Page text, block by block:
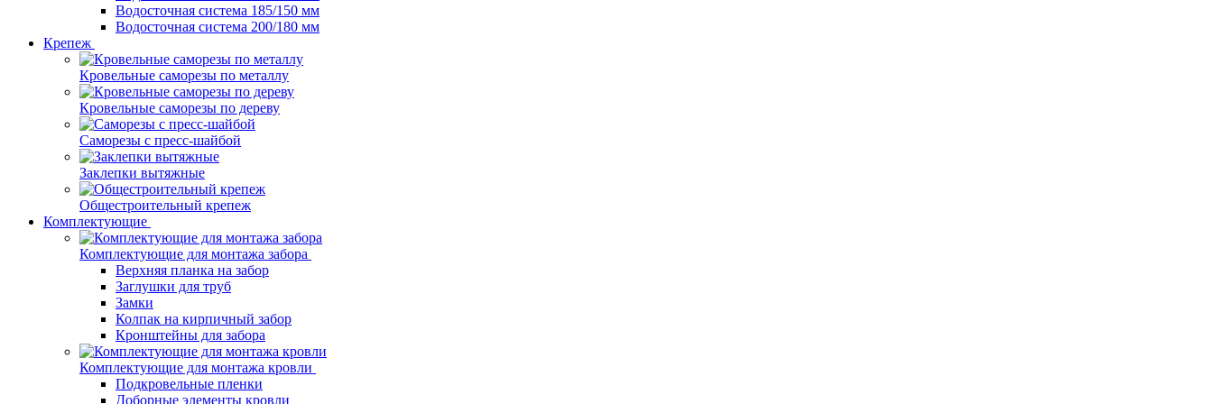
Водосточная система 185/150 мм
Водосточная система 200/180 мм
Крепеж
Кровельные саморезы по металлу
Кровельные саморезы по дереву
Саморезы с пресс-шайбой
Заклепки вытяжные
Общестроительный крепеж
Комплектующие
Комплектующие для монтажа забора
Верхняя планка на забор
Заглушки для труб
Замки
Колпак на кирпичный забор
Кронштейны для забора
Комплектующие для монтажа кровли
Подкровельные пленки
Доборные элементы кровли